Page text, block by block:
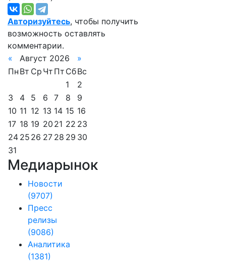
Авторизуйтесь, чтобы получить
возможность оставлять
комментарии.
«
Август 2026
»
Пн Вт Ср Чт Пт СбВс
1
2
3
4 5 6 7 8
9
10 11 12 13 14 15 16
17 18 19 20 21 22 23
24 25 26 27 28 29 30
31
Медиарынок
Новости
(9707)
Пресс
релизы
(9086)
Аналитика
(1381)